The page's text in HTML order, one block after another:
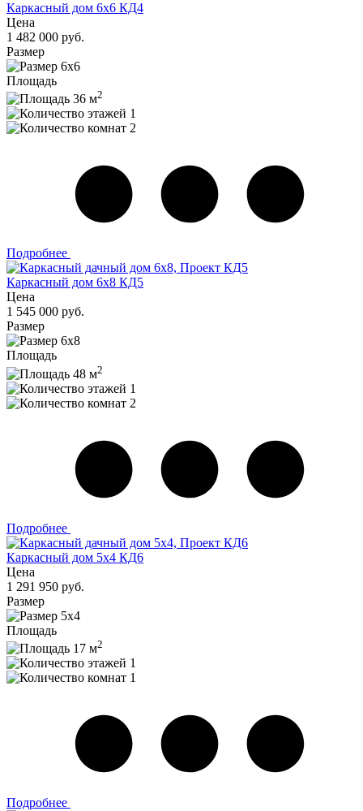
Каркасный дом 6x6 КД4
Цена
1 482 000 руб.
Размер
6x6
Площадь
36 м2
1
2
Подробнее
Каркасный дом 6х8 КД5
Цена
1 545 000 руб.
Размер
6х8
Площадь
48 м2
1
2
Подробнее
Каркасный дом 5x4 КД6
Цена
1 291 950 руб.
Размер
5x4
Площадь
17 м2
1
1
Подробнее